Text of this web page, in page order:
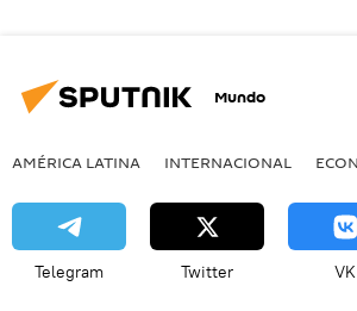
Mundo
AMÉRICA LATINA INTERNACIONAL
Telegram Twitter VK